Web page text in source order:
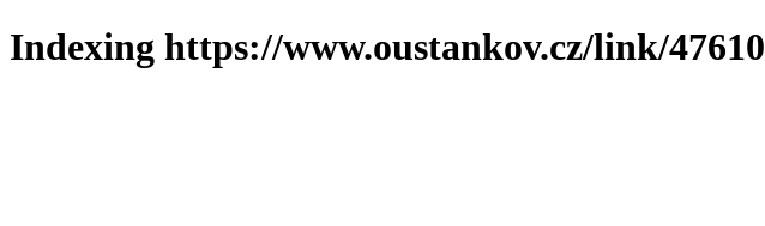
Indexing https://www.oustankov.cz/link/47610